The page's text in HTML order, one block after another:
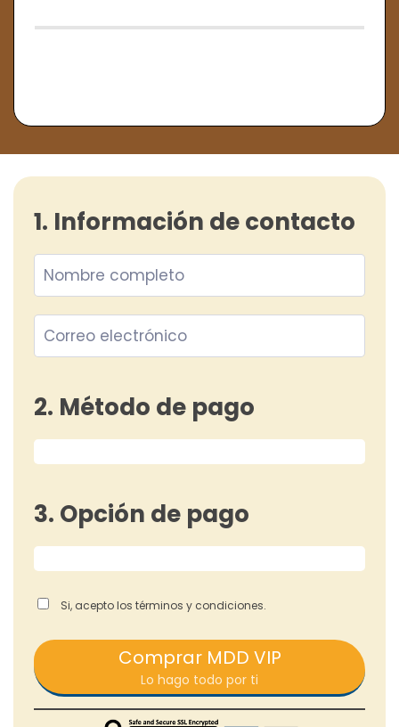
1. Información de contacto
2. Método de pago
3. Opción de pago
Si, acepto los términos y condiciones.
Comprar MDD VIP
Lo hago todo por ti